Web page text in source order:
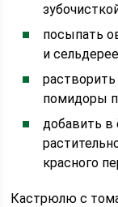
посыпать
и
помидоры
добавить в
красного
Кастрюлю с